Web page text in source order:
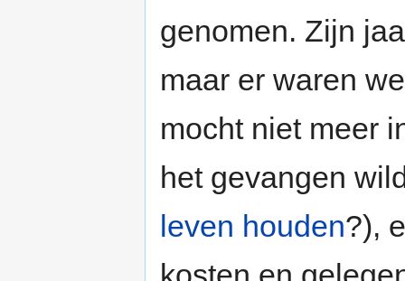
genomen. Zijn
maar er waren
mocht niet meer
het gevangen
leven houden?),